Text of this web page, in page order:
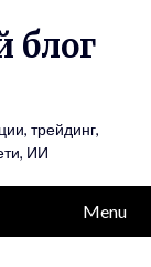
блог
трейдинг,
ИИ
Menu